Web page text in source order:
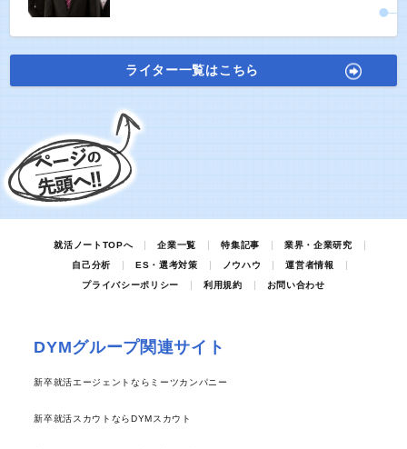
ライター一覧はこちら
就活ノートTOPへ 企業一覧 特集記事
業界・企業研究
自己分析
ES・選考対策 ノウハウ
運営者情報
プライバシーポリシー
利用規約 お問い合わせ
DYMグループ関連サイト
新卒就活エージェントならミーツカンパニー
新卒就活スカウトならDYMスカウト